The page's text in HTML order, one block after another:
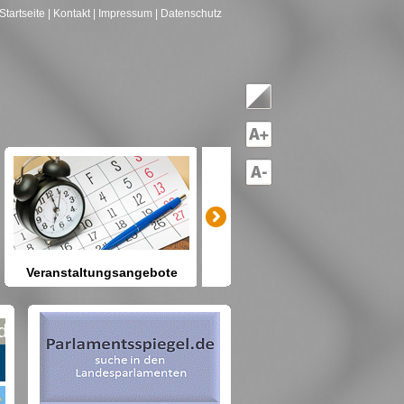
Startseite | Kontakt | Impressum | Datenschutz
Veranstaltungsangebote
Sie Berlin und seine Angebote?
nach Gruppen--->hier drücken